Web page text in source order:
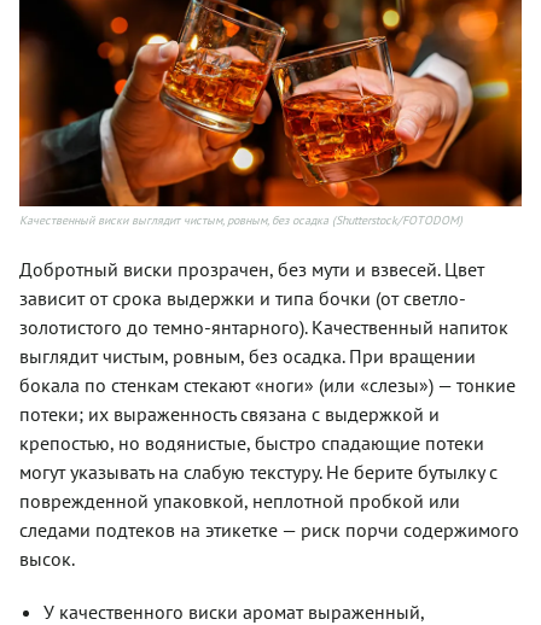
Качественный виски выглядит чистым, ровным, без осадка (Shutterstock/FOTODOM)
Добротный виски прозрачен, без мути и взвесей. Цвет
зависит от срока выдержки и типа бочки (от светло-
золотистого до темно-янтарного). Качественный напиток
выглядит чистым, ровным, без осадка. При вращении
бокала по стенкам стекают «ноги» (или «слезы») — тонкие
потеки; их выраженность связана с выдержкой и
крепостью, но водянистые, быстро спадающие потеки
могут указывать на слабую текстуру. Не берите бутылку с
поврежденной упаковкой, неплотной пробкой или
следами подтеков на этикетке — риск порчи содержимого
высок.
У качественного виски аромат выраженный,